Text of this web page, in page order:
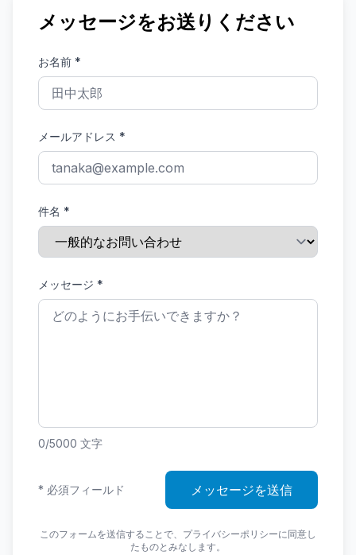
メッセージをお送りください
お名前 *
メールアドレス *
件名 *
メッセージ *
0/5000 文字
* 必須フィールド メッセージを送信
このフォームを送信することで、プライバシーポリシーに同意し
たものとみなします。